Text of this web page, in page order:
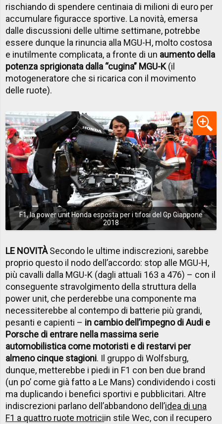
rischiando di spendere centinaia di milioni di euro per
accumulare figuracce sportive. La novità, emersa
dalle discussioni delle ultime settimane, potrebbe
essere dunque la rinuncia alla MGU-H, molto costosa
e inutilmente complicata, a fronte di un aumento della
potenza sprigionata dalla “cugina” MGU-K(il
motogeneratore che si ricarica con il movimento
delle ruote).
F1, la power unit Honda esposta per i tifosi del Gp Giappone
2018
LE NOVITÀSecondo le ultime indiscrezioni, sarebbe
proprio questo il nodo dell’accordo: stop alle MGU-H,
più cavalli dalla MGU-K (dagli attuali 163 a 476) – con il
conseguente stravolgimento della struttura della
power unit, che perderebbe una componente ma
necessiterebbe al contempo di batterie più grandi,
pesanti e capienti – in cambio dell’impegno di Audi e
Porsche di entrare nella massima serie
automobilistica come motoristi e di restarvi per
almeno cinque stagioni. Il gruppo di Wolfsburg,
dunque, metterebbe i piedi in F1 con ben due brand
(un po’ come già fatto a Le Mans) condividendo i costi
ma duplicando i benefici sportivi e pubblicitari. Altre
indiscrezioni parlano dell’abbandono dell’idea di una
F1 a quattro ruote motriciin stile Wec, con il recupero